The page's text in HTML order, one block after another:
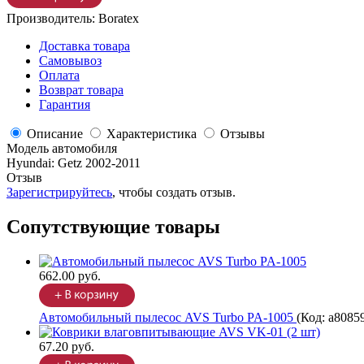
Производитель: Boratex
Доставка товара
Самовывоз
Оплата
Возврат товара
Гарантия
Описание Характеристика
Отзывы
Модель автомобиля
Hyundai: Getz 2002-2011
Отзыв
Зарегистрируйтесь, чтобы создать отзыв.
Сопутствующие товары
662.00 руб.
Автомобильный пылесос AVS Turbo PA-1005 (Код:
67.20 руб.